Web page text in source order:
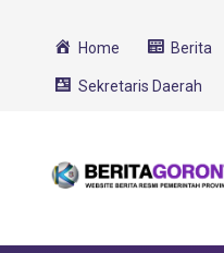
Home Berita
Sekretaris Daerah